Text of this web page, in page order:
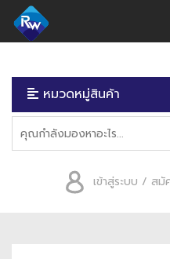
หมวดหมู่สินค้า
เข้าสู่ระบบ / สมั